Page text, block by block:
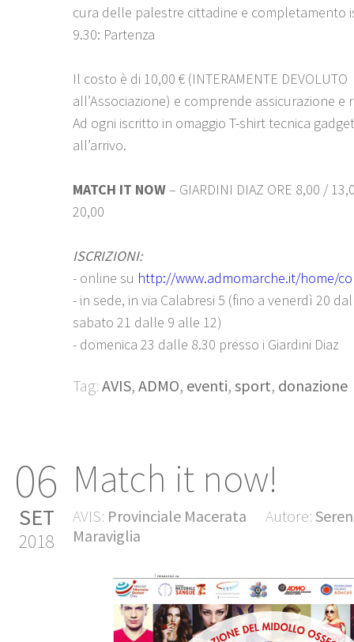
cura delle palestre cittadine e completamento
9.30: Partenza
Il costo è di 10,00 € (INTERAMENTE DEVOLUTO
all’Associazione) e comprende assicurazione e
Ad ogni iscritto in omaggio T-shirt tecnica
all’arrivo.
MATCH IT NOW– GIARDINI DIAZ ORE 8,00 /
20,00
ISCRIZIONI:
- online su http://www.admomarche.it/home/
- in sede, in via Calabresi 5 (fino a venerdì 20
sabato 21 dalle 9 alle 12)
- domenica 23 dalle 8.30 presso i Giardini Diaz
Tag: AVIS, ADMO, eventi, sport, donazione
06
SET
2018
Match it now!
AVIS: Provinciale Macerata Autore:
Maraviglia